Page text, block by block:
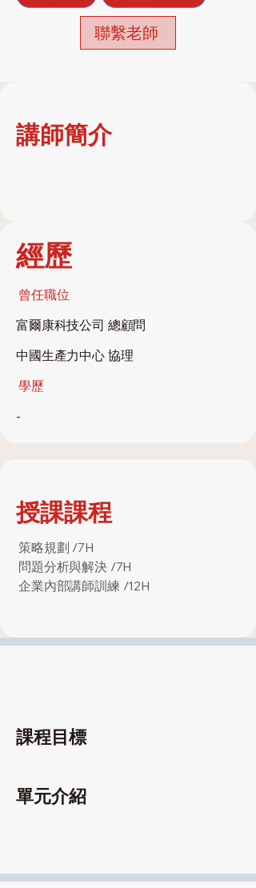
聯繫老師
講師簡介
經歷
​曾任職位
富爾康科技公司 總顧問
中國生產力中心 協理
學歷
-
授課課程
策略規劃 /7H
問題分析與解決 /7H
企業內部講師訓練 /12H
課程目標
單元介紹